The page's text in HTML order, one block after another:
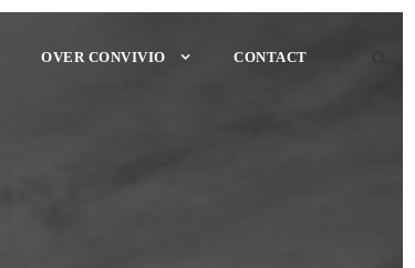
OVER CONVIVIO CONTACT